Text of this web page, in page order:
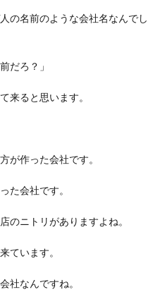
の名前のような会社名なんでし
だろ？」
来ると思います。
が作った会社です。
た会社です。
のニトリがありますよね。
ています。
社なんですね。